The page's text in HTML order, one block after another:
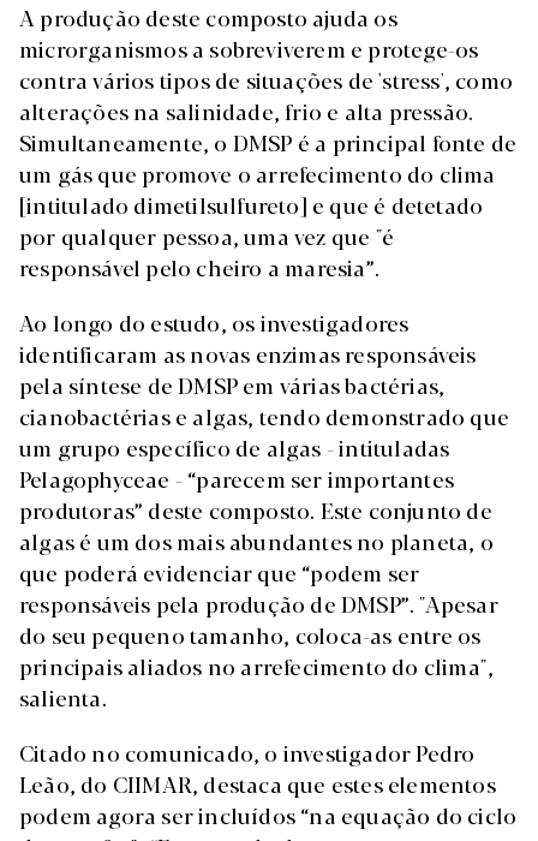
A produção deste composto ajuda os
microrganismos a sobreviverem e protege-os
contra vários tipos de situações de 'stress', como
alterações na salinidade, frio e alta pressão.
Simultaneamente, o DMSP é a principal fonte de
um gás que promove o arrefecimento do clima
[intitulado dimetilsulfureto] e que é detetado
por qualquer pessoa, uma vez que "é
responsável pelo cheiro a maresia”.
Ao longo do estudo, os investigadores
identificaram as novas enzimas responsáveis
pela síntese de DMSP em várias bactérias,
cianobactérias e algas, tendo demonstrado que
um grupo específico de algas - intituladas
Pelagophyceae - “parecem ser importantes
produtoras” deste composto. Este conjunto de
algas é um dos mais abundantes no planeta, o
que poderá evidenciar que “podem ser
responsáveis pela produção de DMSP”. "Apesar
do seu pequeno tamanho, coloca-as entre os
principais aliados no arrefecimento do clima",
salienta.
Citado no comunicado, o investigador Pedro
Leão, do CIIMAR, destaca que estes elementos
podem agora ser incluídos “na equação do ciclo